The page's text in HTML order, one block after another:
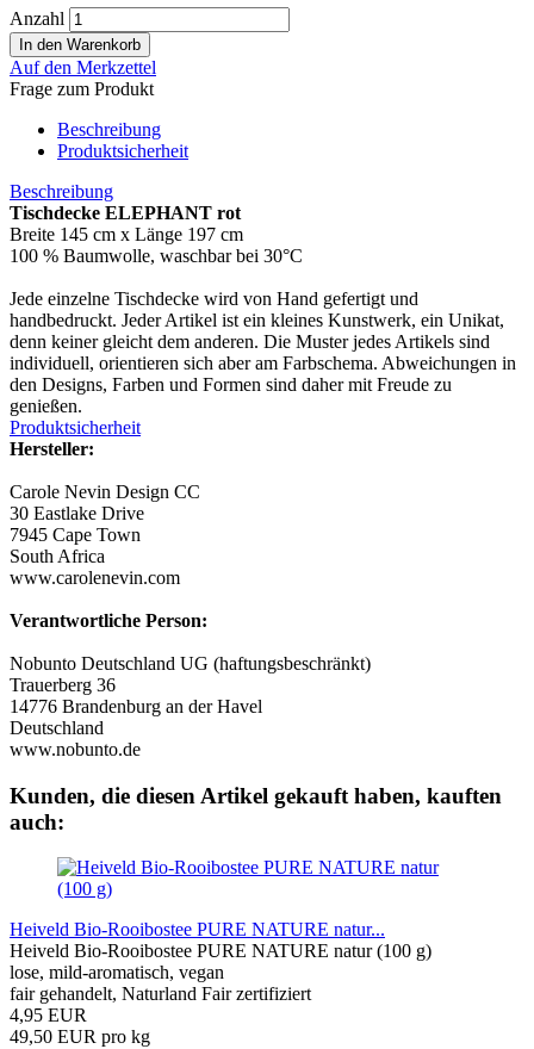
Anzahl
Auf den Merkzettel
Frage zum Produkt
Beschreibung
Produktsicherheit
Beschreibung
Tischdecke ELEPHANT rot
Breite 145 cm x Länge 197 cm
100 % Baumwolle, waschbar bei 30°C
Jede einzelne Tischdecke wird von Hand gefertigt und
handbedruckt. Jeder Artikel ist ein kleines Kunstwerk, ein Unikat,
denn keiner gleicht dem anderen. Die Muster jedes Artikels sind
individuell, orientieren sich aber am Farbschema. Abweichungen in
den Designs, Farben und Formen sind daher mit Freude zu
genießen.
Produktsicherheit
Hersteller:
Carole Nevin Design CC
30 Eastlake Drive
7945 Cape Town
South Africa
www.carolenevin.com
Verantwortliche Person:
Nobunto Deutschland UG (haftungsbeschränkt)
Trauerberg 36
14776 Brandenburg an der Havel
Deutschland
www.nobunto.de
Kunden, die diesen Artikel gekauft haben, kauften
auch:
Heiveld Bio-Rooibostee PURE NATURE natur...
Heiveld Bio-Rooibostee PURE NATURE natur (100 g)
lose, mild-aromatisch, vegan
fair gehandelt, Naturland Fair zertifiziert
4,95 EUR
49,50 EUR pro kg